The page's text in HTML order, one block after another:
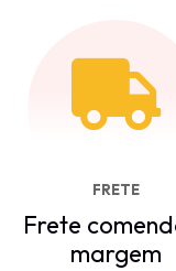
FRETE
Frete
margem